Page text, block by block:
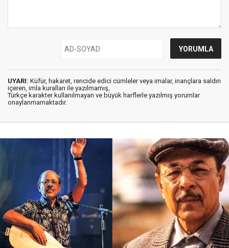
UYARI: Küfür, hakaret, rencide edici cümleler veya imalar, inançlara saldırı
içeren, imla kuralları ile yazılmamış,
Türkçe karakter kullanılmayan ve büyük harflerle yazılmış yorumlar
onaylanmamaktadır.